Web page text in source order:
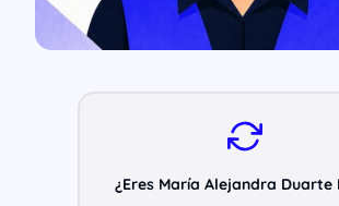
¿Eres María Alejandra Duarte